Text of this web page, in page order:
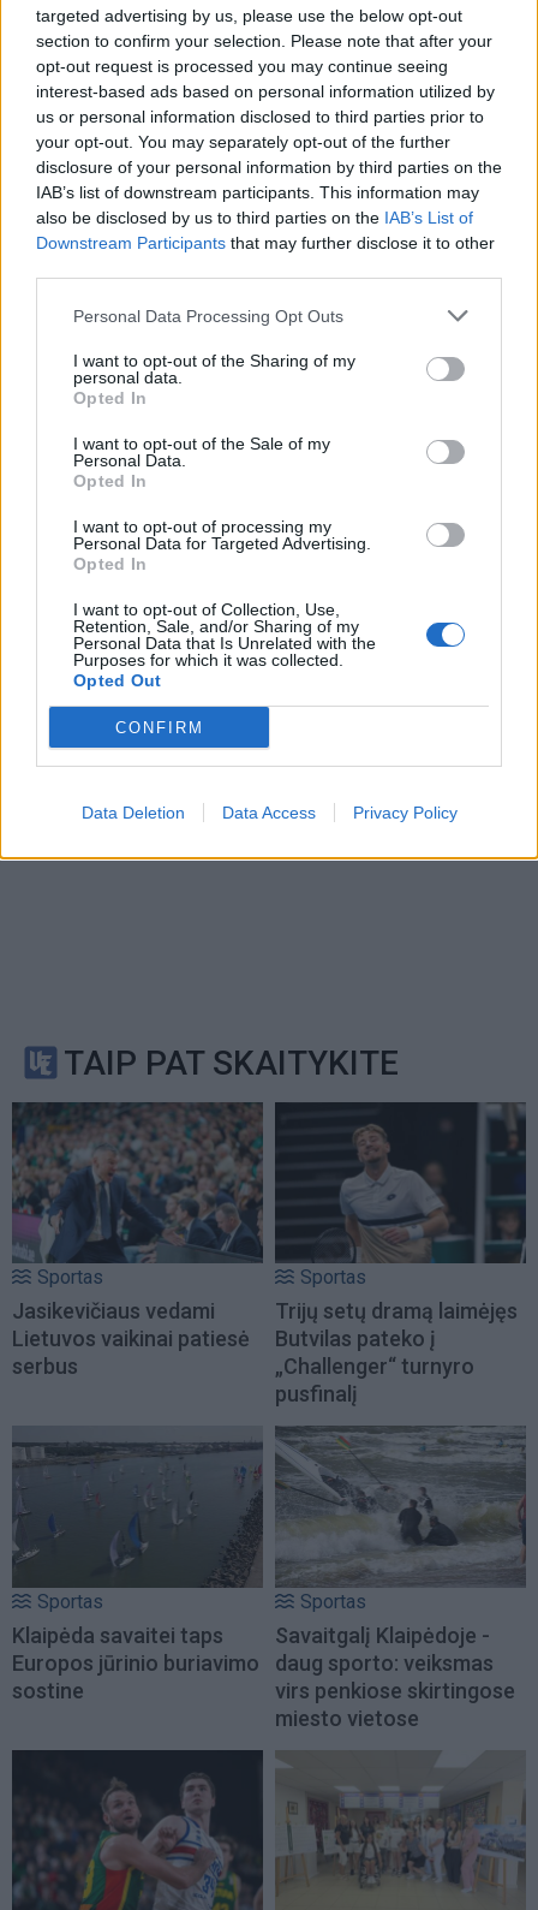
targeted advertising by us, please use the below opt-out
section to confirm your selection. Please note that after your
opt-out request is processed you may continue seeing
interest-based ads based on personal information utilized by
us or personal information disclosed to third parties prior to
your opt-out. You may separately opt-out of the further
disclosure of your personal information by third parties on the
IAB’s list of downstream participants. This information may
also be disclosed by us to third parties on the IAB’s List of
Downstream Participants that may further disclose it to other
Personal Data Processing Opt Outs
I want to opt-out of the Sharing of my
personal data.
Opted In
I want to opt-out of the Sale of my
Personal Data.
Opted In
I want to opt-out of processing my
Personal Data for Targeted Advertising.
Opted In
I want to opt-out of Collection, Use,
Retention, Sale, and/or Sharing of my
Personal Data that Is Unrelated with the
Purposes for which it was collected.
Opted Out
CONFIRM
Data Deletion Data Access Privacy Policy
Komentarai
Rašyti komentarą
Jūsų vardas
Sutinku su taisyklėmis
This site is protected by
Privacy Policy
Serviceapply.
TAIP PAT SKAITYKITE
Sportas
Jasikevičiaus vedami
Lietuvos vaikinai patiesė
serbus
Sportas
Trijų setų dramą laimėjęs
Butvilas pateko į
„Challenger“ turnyro
pusfinalį
Sportas
Klaipėda savaitei taps
Europos jūrinio buriavimo
sostine
Sportas
Savaitgalį Klaipėdoje -
daug sporto: veiksmas
virs penkiose skirtingose
miesto vietose